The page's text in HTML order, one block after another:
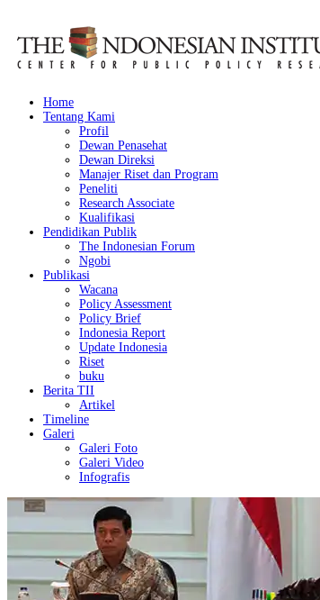
Home
Tentang Kami
Profil
Dewan Penasehat
Dewan Direksi
Manajer Riset dan Program
Peneliti
Research Associate
Kualifikasi
Pendidikan Publik
The Indonesian Forum
Ngobi
Publikasi
Wacana
Policy Assessment
Policy Brief
Indonesia Report
Update Indonesia
Riset
buku
Berita TII
Artikel
Timeline
Galeri
Galeri Foto
Galeri Video
Infografis